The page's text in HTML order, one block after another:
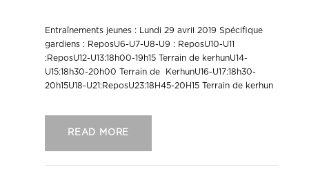
Entraînements jeunes : Lundi 29 avril 2019 Spécifique
gardiens : ReposU6-U7-U8-U9 : ReposU10-U11
:ReposU12-U13:18h00-19h15 Terrain de kerhunU14-
U15:18h30-20h00 Terrain de KerhunU16-U17:18h30-
20h15U18-U21:ReposU23:18H45-20H15 Terrain de kerhun
READ MORE